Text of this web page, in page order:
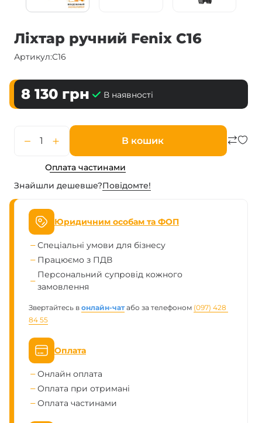
Ліхтар ручний Fenix C16
Артикул:C16
8 130 грн В наявності
В кошик
Оплата частинами
Знайшли дешевше?Повiдомте!
Юридичним особам та ФОП
Спеціальні умови для бізнесу
Працюємо з ПДВ
Персональний супровід кожного
замовлення
Звертайтесь в онлайн-чат або за телефоном (097) 428
84 55
Оплата
Онлайн оплата
Оплата при отримані
Оплата частинами